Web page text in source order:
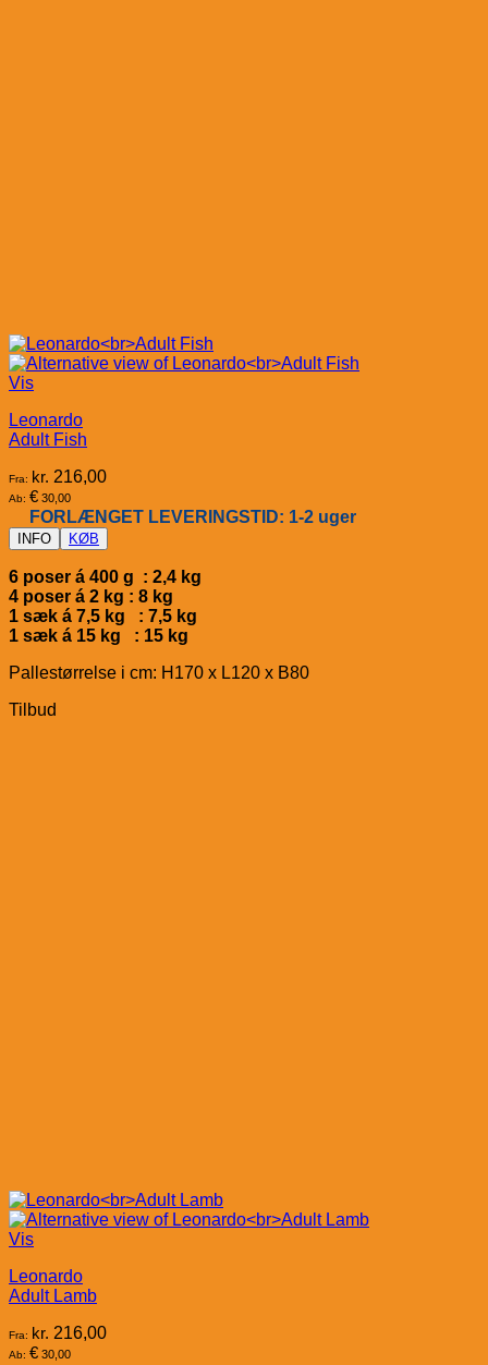
Vis
Leonardo
Adult Fish
Fra: kr. 216,00
Ab: € 30,00
FORLÆNGET LEVERINGSTID: 1-2 uger
INFO KØB
6 poser á 400 g : 2,4 kg
4 poser á 2 kg : 8 kg
1 sæk á 7,5 kg : 7,5 kg
1 sæk á 15 kg : 15 kg
Pallestørrelse i cm: H170 x L120 x B80
Tilbud
Vis
Leonardo
Adult Lamb
Fra: kr. 216,00
Ab: € 30,00